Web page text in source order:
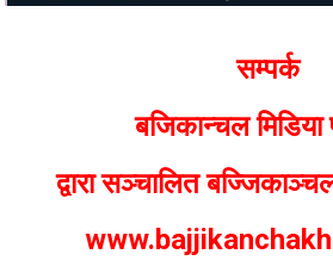
सम्पर्क
बजिकान्चल मिडिया
द्वारा सञ्चालित